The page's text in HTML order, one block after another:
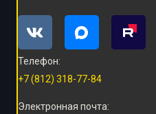
Телефон:
+7 (812) 318-77-84
Электронная почта: